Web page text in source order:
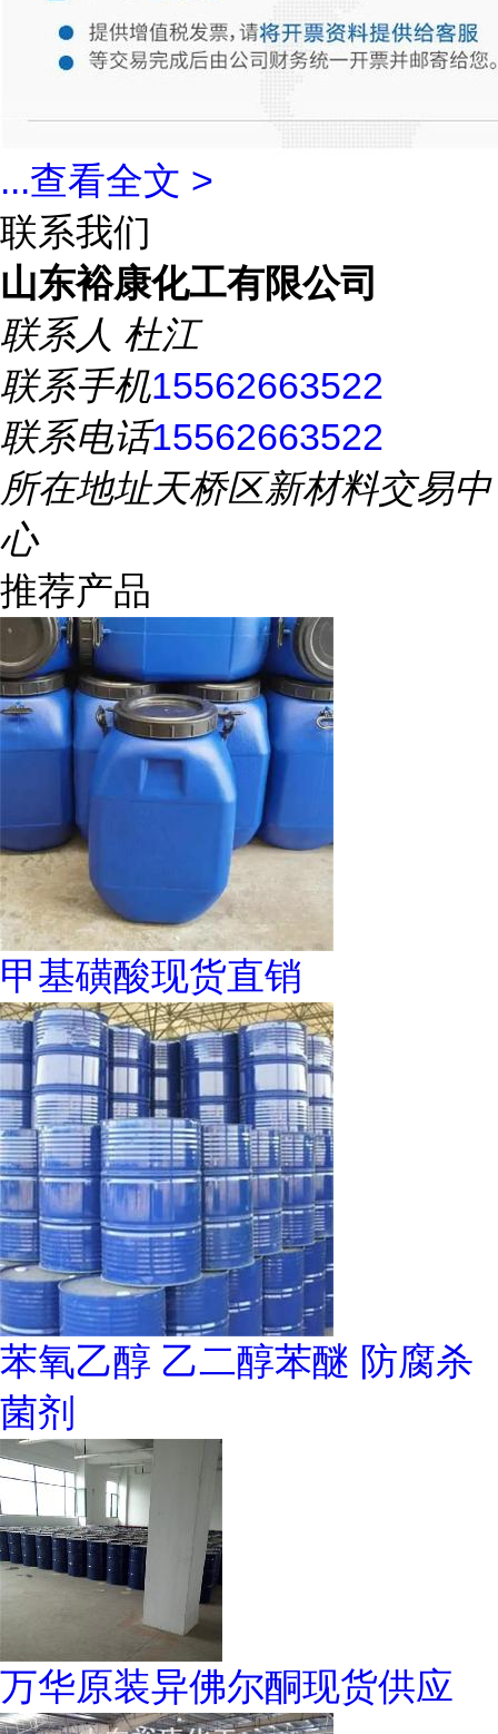
...查看全文 >
联系我们
山东裕康化工有限公司
联系人 杜江
联系手机15562663522
联系电话15562663522
所在地址天桥区新材料交易中
心
推荐产品
甲基磺酸现货直销
苯氧乙醇 乙二醇苯醚 防腐杀
菌剂
万华原装异佛尔酮现货供应